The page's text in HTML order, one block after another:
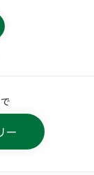
ー